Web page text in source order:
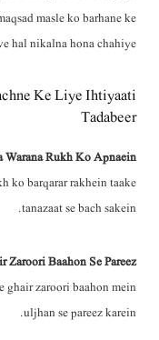
masle ko barhane ke
hal nikalna hona chahiye.
Ke Liye Ihtiyaati
Tadabeer
Warana Rukh Ko Apnaein
ko barqarar rakhein taake
tanazaat se bach sakein.
Zaroori Baahon Se Pareez
ghair zaroori baahon mein
uljhan se pareez karein.